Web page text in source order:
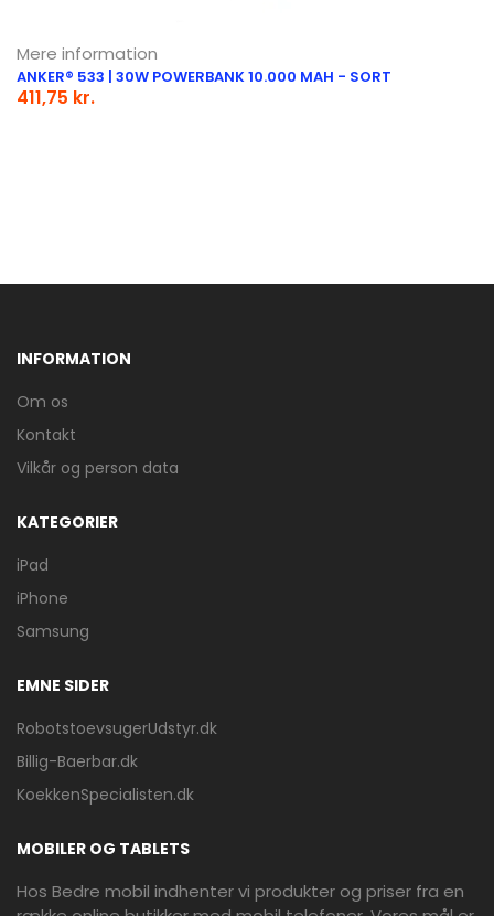
Mere information
ANKER® 533 | 30W POWERBANK 10.000 MAH - SORT
411,75 kr.
INFORMATION
Om os
Kontakt
Vilkår og person data
KATEGORIER
iPad
iPhone
Samsung
EMNE SIDER
RobotstoevsugerUdstyr.dk
Billig-Baerbar.dk
KoekkenSpecialisten.dk
MOBILER OG TABLETS
Hos Bedre mobil indhenter vi produkter og priser fra en